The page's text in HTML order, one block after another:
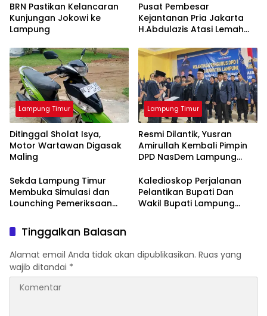
BRN Pastikan Kelancaran
Kunjungan Jokowi ke
Lampung
Pusat Pembesar
Kejantanan Pria Jakarta
H.Abdulazis Atasi Lemah
Lampung Timur
Ditinggal Sholat Isya,
Motor Wartawan Digasak
Maling
Lampung Timur
Resmi Dilantik, Yusran
Amirullah Kembali Pimpin
DPD NasDem Lampung
Sekda Lampung Timur
Membuka Simulasi dan
Lounching Pemeriksaan
Kaledioskop Perjalanan
Pelantikan Bupati Dan
Wakil Bupati Lampung
Tinggalkan Balasan
Alamat email Anda tidak akan dipublikasikan. Ruas yang
wajib ditandai *